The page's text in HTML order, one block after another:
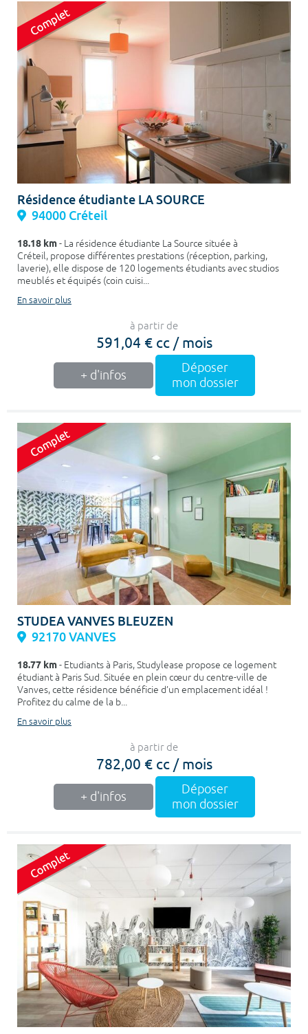
Résidence étudiante LA SOURCE
94000 Créteil
18.18 km- La résidence étudiante La Source située à
Créteil, propose différentes prestations (réception, parking,
laverie), elle dispose de 120 logements étudiants avec studios
meublés et équipés (coin cuisi...
En savoir plus
à partir de
591,04 € cc / mois
+ d'infos
Déposer
mon dossier
STUDEA VANVES BLEUZEN
92170 VANVES
18.77 km- Etudiants à Paris, Studylease propose ce logement
étudiant à Paris Sud. Située en plein cœur du centre-ville de
Vanves, cette résidence bénéficie d’un emplacement idéal !
Profitez du calme de la b...
En savoir plus
à partir de
782,00 € cc / mois
+ d'infos
Déposer
mon dossier